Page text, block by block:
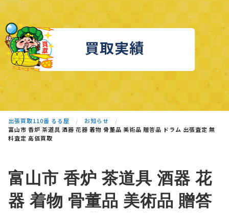
買取実績
出張買取110番 るる屋
お知らせ
富山市 香炉 茶道具 酒器 花器 着物 骨董品 美術品 贈答品 ドラム 出張査定 無
料査定 高価買取
富山市 香炉 茶道具 酒器 花
器 着物 骨董品 美術品 贈答